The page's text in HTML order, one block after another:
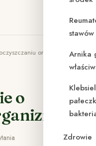
Arnika
Zdrowie
organizmu
o